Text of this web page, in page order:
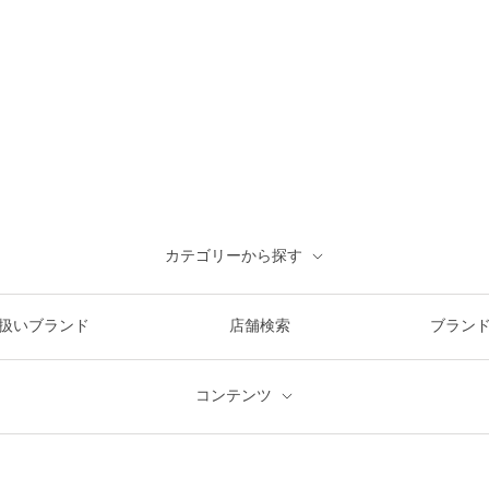
カテゴリーから探す
いブランド 店舗検索 ブラン
コンテンツ